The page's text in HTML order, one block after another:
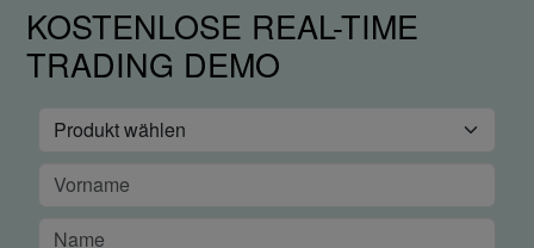
KOSTENLOSE REAL-TIME
TRADING DEMO